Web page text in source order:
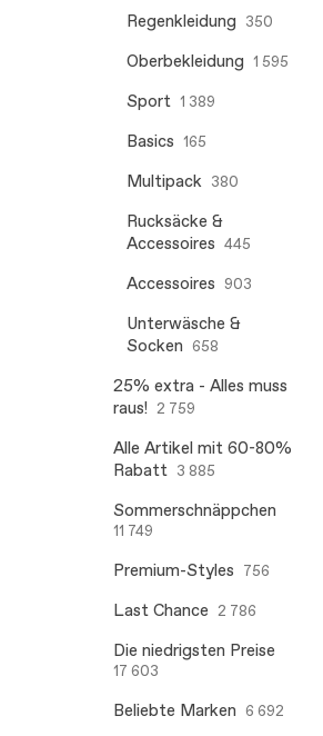
Regenkleidung 350
Oberbekleidung 1 595
Sport 1 389
Basics 165
Multipack 380
Rucksäcke &
Accessoires 445
Accessoires 903
Unterwäsche &
Socken 658
25% extra - Alles muss
raus! 2 759
Alle Artikel mit 60-80%
Rabatt 3 885
Sommerschnäppchen
11 749
Premium-Styles 756
Last Chance 2 786
Die niedrigsten Preise
17 603
Beliebte Marken 6 692